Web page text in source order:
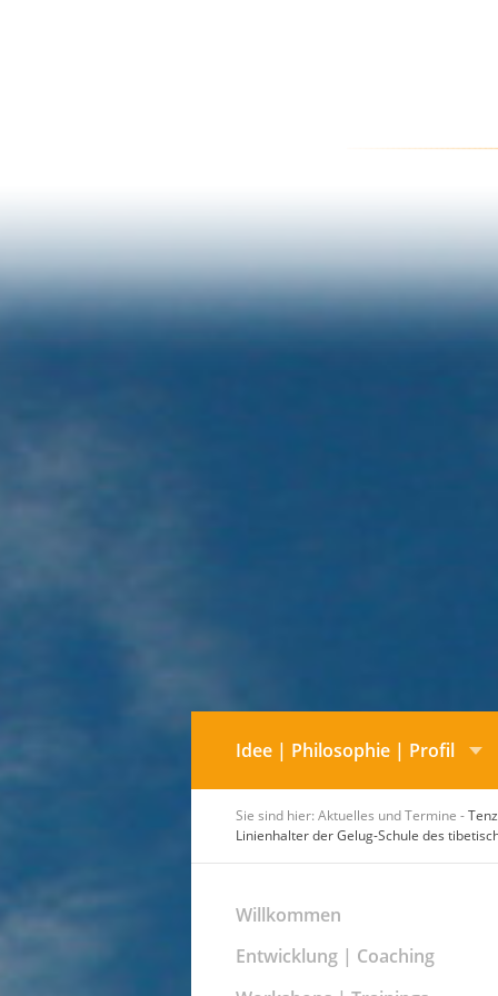
Idee | Philosophie | Profil
Sie sind hier: Aktuelles und Termine -
Linienhalter der Gelug-Schule des
Willkommen
Entwicklung | Coaching
Handlungsfelder & Fokus